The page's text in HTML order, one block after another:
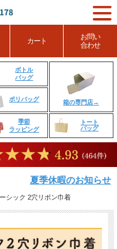
ボトル
バッグ
箱の専門店→
ポリバッグ
季節
ラッピング
トート
バッグ
夏季休暇のお知らせ
シック 2穴リボン巾着
カート
お問い
合わせ